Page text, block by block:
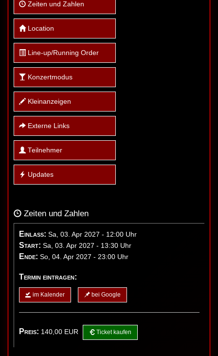
Zeiten und Zahlen
Location
Line-up/Running Order
Konzertmodus
Kleinanzeigen
Externe Links
Teilnehmer
Updates
Zeiten und Zahlen
Einlass: Sa, 03. Apr 2027 - 12:00 Uhr
Start: Sa, 03. Apr 2027 - 13:30 Uhr
Ende: So, 04. Apr 2027 - 23:00 Uhr
Termin eintragen:
im Kalender bei Google
Preis: 140,00 EUR Ticket kaufen